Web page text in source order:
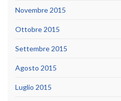
Novembre 2015
Ottobre 2015
Settembre 2015
Agosto 2015
Luglio 2015